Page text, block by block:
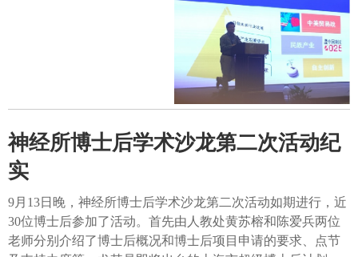
神经所博士后学术沙龙第二次活动纪
实
9月13日晚，神经所博士后学术沙龙第二次活动如期进行，近
30位博士后参加了活动。首先由人教处黄苏榕和陈爱兵两位
老师分别介绍了博士后概况和博士后项目申请的要求、点节